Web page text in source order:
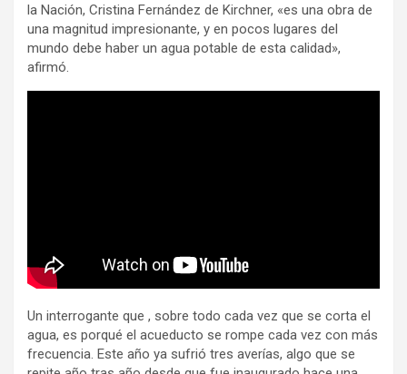
la Nación, Cristina Fernández de Kirchner, «es una obra de
una magnitud impresionante, y en pocos lugares del
mundo debe haber un agua potable de esta calidad»,
afirmó.
Un interrogante que , sobre todo cada vez que se corta el
agua, es porqué el acueducto se rompe cada vez con más
frecuencia. Este año ya sufrió tres averías, algo que se